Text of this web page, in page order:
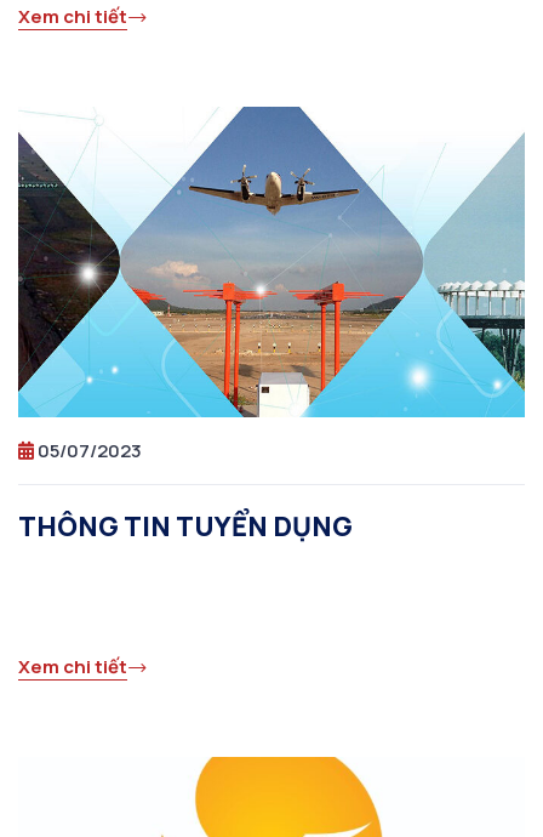
Xem chi tiết
05/07/2023
THÔNG TIN TUYỂN DỤNG
Xem chi tiết